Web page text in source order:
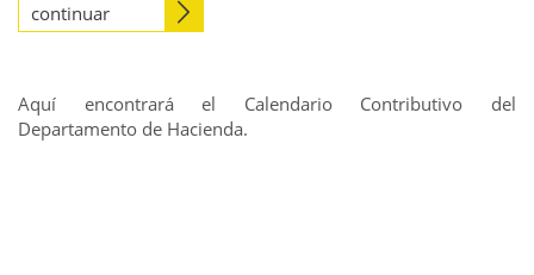
continuar
Aquí encontrará el Calendario Contributivo del
Departamento de Hacienda.